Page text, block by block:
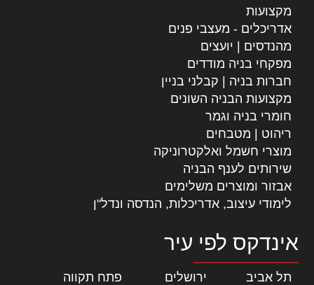
מקצועות
אדריכלים - מעצבי פנים
מהנדסים | יועצים
מפקחי בניה מודדים
חברות בניה | קבלני בניין
מקצועות הבניה השונים
חומרי בניה וגמר
ריהוט | מטבחים
מוצרי חשמל ואלקטרוניקה
שירותים לענף הבניה
אבזור ומוצרים משלימים
לימודי עיצוב, אדריכלות, הנדסה ונדל"ן
אינדקס לפי עיר
תל אביב ירושלים פתח תקווה